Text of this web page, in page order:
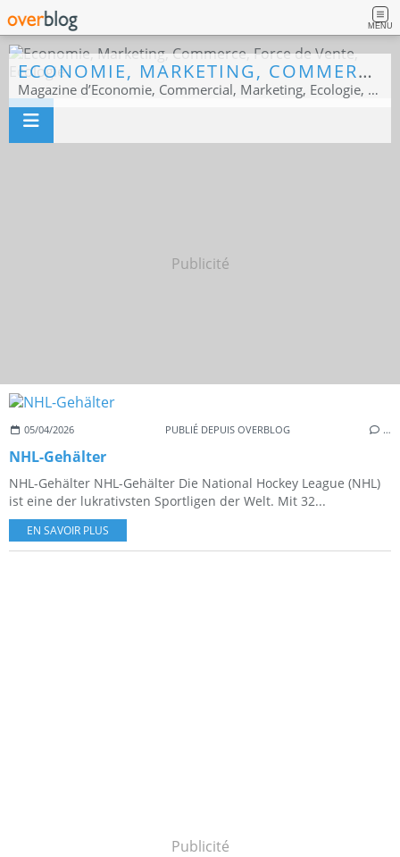
MENU
ECONOMIE, MARKETING, COMMERCE, FORCE DE VENTE, ECOLOGIE
Magazine d’Economie, Commercial, Marketing, Ecologie, Sport business
Publicité
05/04/2026 PUBLIÉ DEPUIS OVERBLOG …
NHL-Gehälter
NHL-Gehälter NHL-Gehälter Die National Hockey League (NHL)
ist eine der lukrativsten Sportligen der Welt. Mit 32...
EN SAVOIR PLUS
Publicité